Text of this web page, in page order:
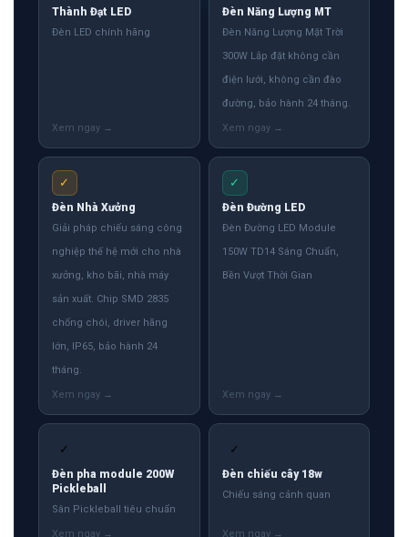
Thành Đạt LED
Đèn LED chính hãng
Đèn Năng Lượng MT
Đèn Năng Lượng Mặt Trời
300W Lắp đặt không cần
điện lưới, không cần đào
đường, bảo hành 24 tháng.
✓
Đèn Nhà Xưởng
Giải pháp chiếu sáng công
nghiệp thế hệ mới cho nhà
xưởng, kho bãi, nhà máy
sản xuất. Chip SMD 2835
chống chói, driver hãng
lớn, IP65, bảo hành 24
tháng.
✓
Đèn Đường LED
Đèn Đường LED Module
150W TD14 Sáng Chuẩn,
Bền Vượt Thời Gian
✓
Đèn pha module 200W
Pickleball
Sân Pickleball tiêu chuẩn
✓
Đèn chiếu cây 18w
Chiếu sáng cảnh quan